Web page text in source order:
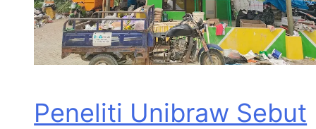
Peneliti Unibraw Sebut